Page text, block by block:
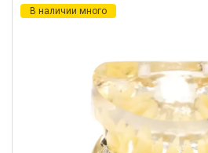
В наличии много